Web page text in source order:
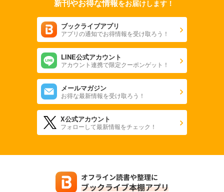
新刊やお得な情報をお届けします！
ブックライブアプリ
アプリの通知でお得情報を受け取ろう！
LINE公式アカウント
アカウント連携で限定クーポンゲット！
メールマガジン
お得な最新情報を受け取ろう！
X公式アカウント
フォローして最新情報をチェック！